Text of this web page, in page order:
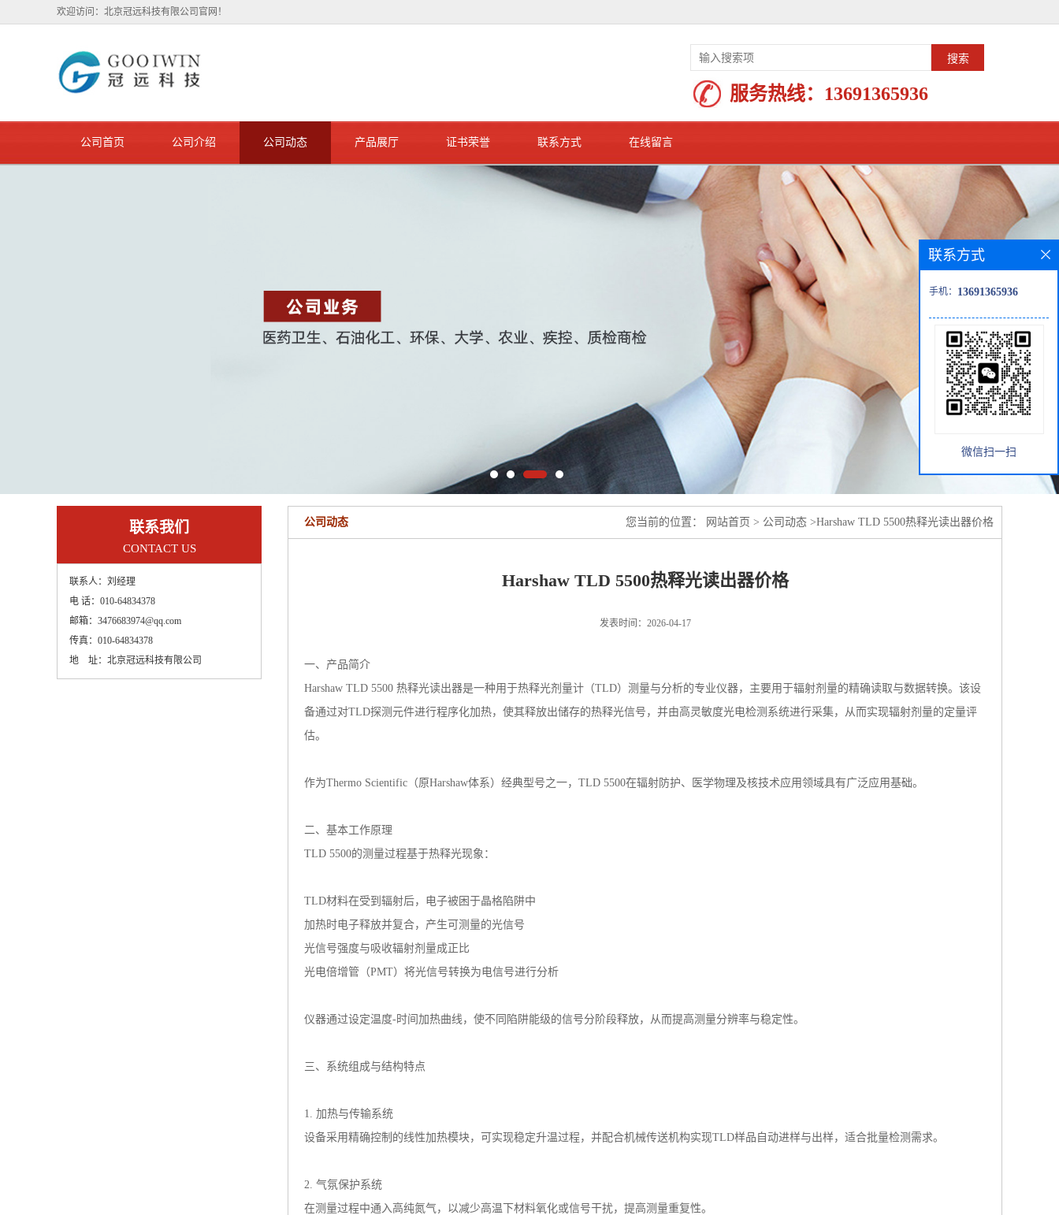
欢迎访问：北京冠远科技有限公司官网！
服务热线： 13691365936
公司首页 公司介绍 公司动态 产品展厅 证书荣誉 联系方式 在线留言
联系我们
CONTACT US
联系人： 刘经理
电 话： 010-64834378
邮箱： 3476683974@qq.com
传真： 010-64834378
地 址： 北京冠远科技有限公司
公司动态 您当前的位置： 网站首页 > 公司动态 >Harshaw TLD 5500热释光读出器价格
Harshaw TLD 5500热释光读出器价格
发表时间：2026-04-17
一、产品简介
Harshaw TLD 5500 热释光读出器是一种用于热释光剂量计（TLD）测量与分析的专业仪器，主要用于辐射剂量的精确读取与数据转换。该设
备通过对TLD探测元件进行程序化加热，使其释放出储存的热释光信号，并由高灵敏度光电检测系统进行采集，从而实现辐射剂量的定量评
估。
作为Thermo Scientific（原Harshaw体系）经典型号之一，TLD 5500在辐射防护、医学物理及核技术应用领域具有广泛应用基础。
二、基本工作原理
TLD 5500的测量过程基于热释光现象：
TLD材料在受到辐射后，电子被困于晶格陷阱中
加热时电子释放并复合，产生可测量的光信号
光信号强度与吸收辐射剂量成正比
光电倍增管（PMT）将光信号转换为电信号进行分析
仪器通过设定温度-时间加热曲线，使不同陷阱能级的信号分阶段释放，从而提高测量分辨率与稳定性。
三、系统组成与结构特点
1. 加热与传输系统
设备采用精确控制的线性加热模块，可实现稳定升温过程，并配合机械传送机构实现TLD样品自动进样与出样，适合批量检测需求。
2. 气氛保护系统
在测量过程中通入高纯氮气，以减少高温下材料氧化或信号干扰，提高测量重复性。
联系方式
手机： 13691365936
微信扫一扫